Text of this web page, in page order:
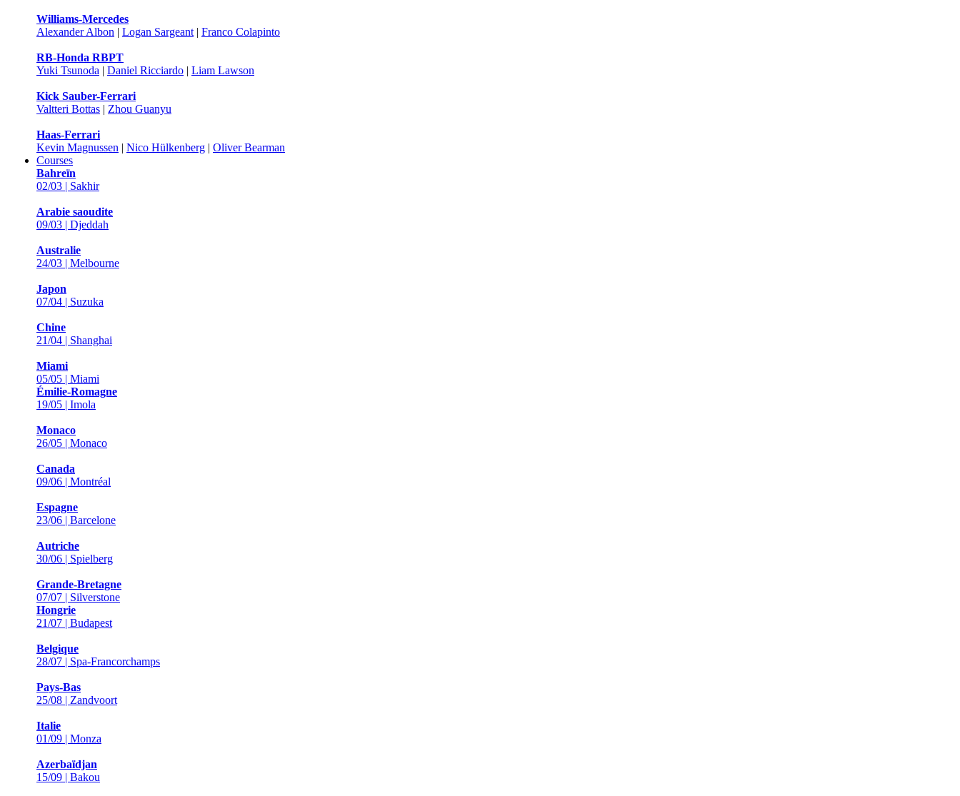
Williams-Mercedes
Alexander Albon | Logan Sargeant | Franco Colapinto
RB-Honda RBPT
Yuki Tsunoda | Daniel Ricciardo | Liam Lawson
Kick Sauber-Ferrari
Valtteri Bottas | Zhou Guanyu
Haas-Ferrari
Kevin Magnussen | Nico Hülkenberg | Oliver Bearman
Courses
Bahreïn
02/03 | Sakhir
Arabie saoudite
09/03 | Djeddah
Australie
24/03 | Melbourne
Japon
07/04 | Suzuka
Chine
21/04 | Shanghai
Miami
05/05 | Miami
Émilie-Romagne
19/05 | Imola
Monaco
26/05 | Monaco
Canada
09/06 | Montréal
Espagne
23/06 | Barcelone
Autriche
30/06 | Spielberg
Grande-Bretagne
07/07 | Silverstone
Hongrie
21/07 | Budapest
Belgique
28/07 | Spa-Francorchamps
Pays-Bas
25/08 | Zandvoort
Italie
01/09 | Monza
Azerbaïdjan
15/09 | Bakou